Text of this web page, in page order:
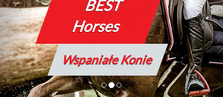
BEST
Horses
Wspaniałe Konie